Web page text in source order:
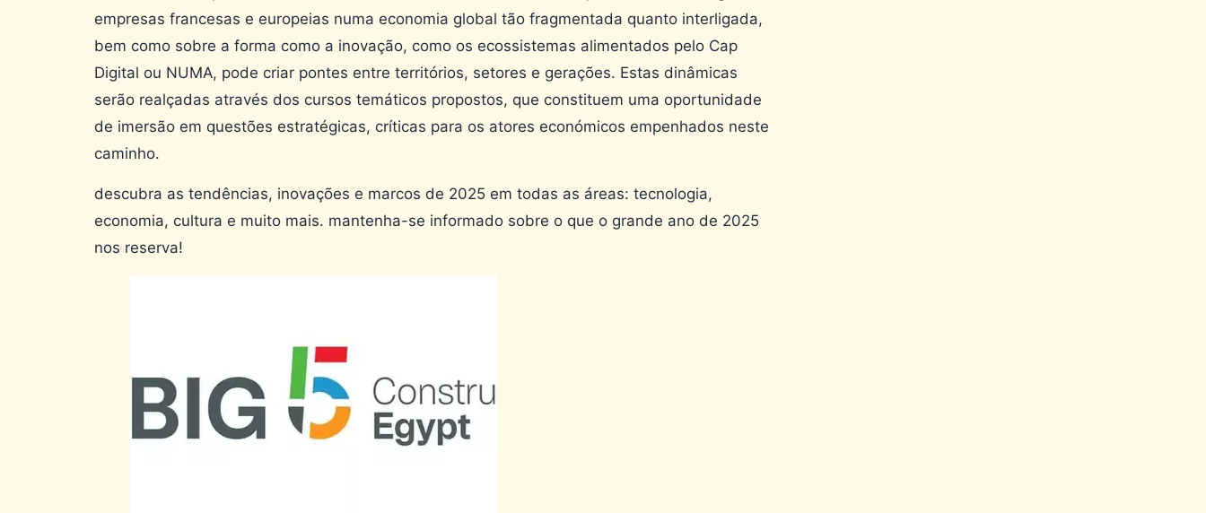
empresas francesas e europeias numa economia global tão fragmentada quanto interligada,
bem como sobre a forma como a inovação, como os ecossistemas alimentados pelo Cap
Digital ou NUMA, pode criar pontes entre territórios, setores e gerações. Estas dinâmicas
serão realçadas através dos cursos temáticos propostos, que constituem uma oportunidade
de imersão em questões estratégicas, críticas para os atores económicos empenhados neste
caminho.
descubra as tendências, inovações e marcos de 2025 em todas as áreas: tecnologia,
economia, cultura e muito mais. mantenha-se informado sobre o que o grande ano de 2025
nos reserva!